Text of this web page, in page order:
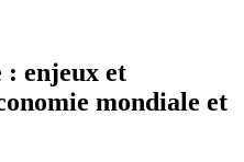
: enjeux et
mondiale et